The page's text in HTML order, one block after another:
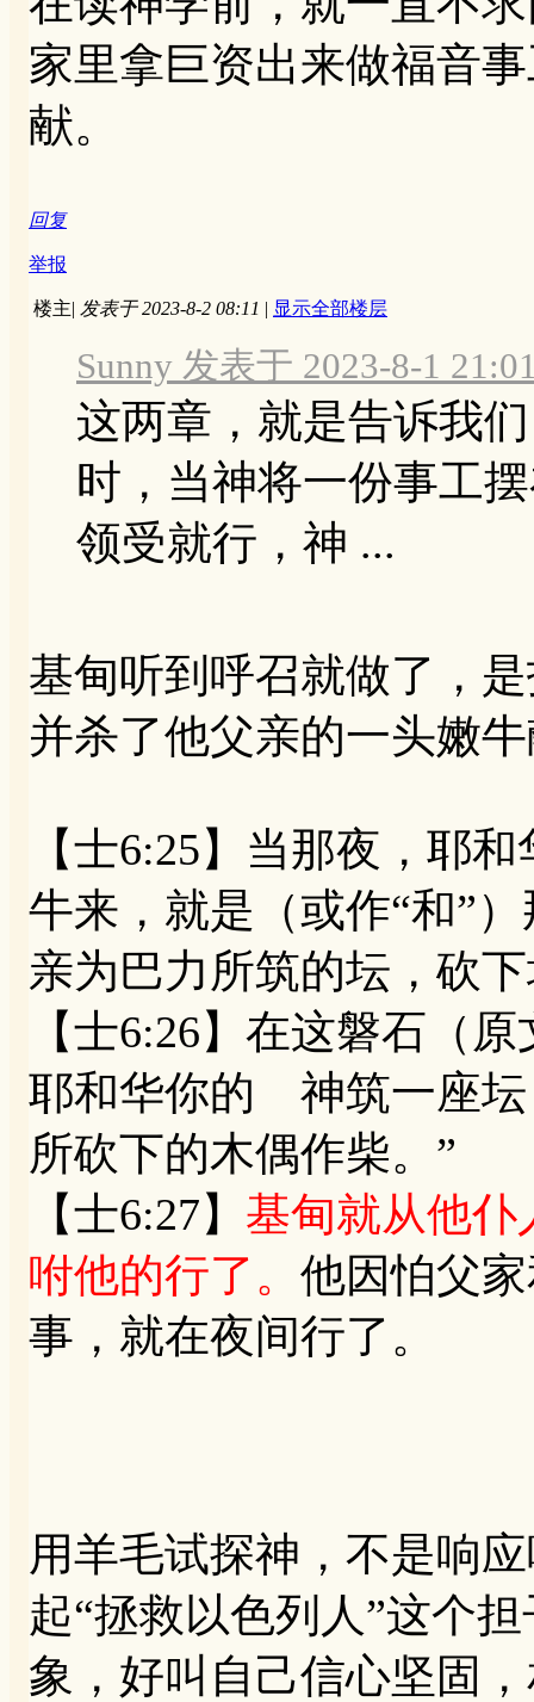
家里拿巨资出来做福音
献。
回复
举报
楼主| 发表于 2023-8-2 08:11 | 显示全部楼层
Sunny 发表于 2023-8-1
这两章，就是告诉我
时，当神将一份事工
领受就行，神 ...
基甸听到呼召就做了，
并杀了他父亲的一头嫩
【士6:25】当那夜，耶
牛来，就是（或作“和”
亲为巴力所筑的坛，砍
【士6:26】在这磐石（
耶和华你的 神筑一座坛
所砍下的木偶作柴。”
【士6:27】 基甸就从他仆
咐他的行了。 他因怕父
事，就在夜间行了。
用羊毛试探神，不是响
起“拯救以色列人”这个
象，好叫自己信心坚固